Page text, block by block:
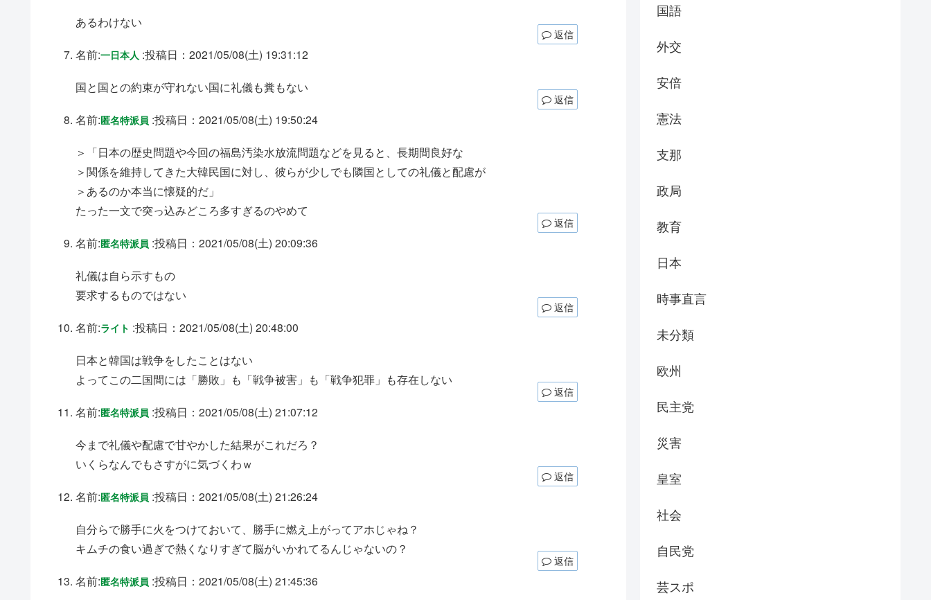
あるわけない
返信
名前:一日本人 :投稿日：2021/05/08(土) 19:31:12
国と国との約束が守れない国に礼儀も糞もない
返信
名前:匿名特派員 :投稿日：2021/05/08(土) 19:50:24
＞「日本の歴史問題や今回の福島汚染水放流問題などを見ると、長期間良好な
＞関係を維持してきた大韓民国に対し、彼らが少しでも隣国としての礼儀と配慮が
＞あるのか本当に懐疑的だ」
たった一文で突っ込みどころ多すぎるのやめて
返信
名前:匿名特派員 :投稿日：2021/05/08(土) 20:09:36
礼儀は自ら示すもの
要求するものではない
返信
名前:ライト :投稿日：2021/05/08(土) 20:48:00
日本と韓国は戦争をしたことはない
よってこの二国間には「勝敗」も「戦争被害」も「戦争犯罪」も存在しない
返信
名前:匿名特派員 :投稿日：2021/05/08(土) 21:07:12
今まで礼儀や配慮で甘やかした結果がこれだろ？
いくらなんでもさすがに気づくわｗ
返信
名前:匿名特派員 :投稿日：2021/05/08(土) 21:26:24
自分らで勝手に火をつけておいて、勝手に燃え上がってアホじゃね？
キムチの食い過ぎで熱くなりすぎて脳がいかれてるんじゃないの？
返信
名前:匿名特派員 :投稿日：2021/05/08(土) 21:45:36
国語
外交
安倍
憲法
支那
政局
教育
日本
時事直言
未分類
欧州
民主党
災害
皇室
社会
自民党
芸スポ